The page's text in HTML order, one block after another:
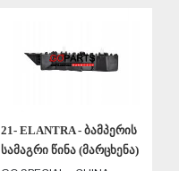
21- ELANTRA - ბამპერის
სამაგრი წინა (მარცხენა)